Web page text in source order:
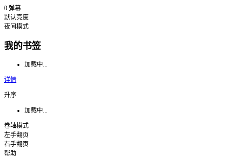
0 弹幕
默认亮度
夜间模式
我的书签
加载中...
详情
升序
加载中...
卷轴模式
左手翻页
右手翻页
帮助